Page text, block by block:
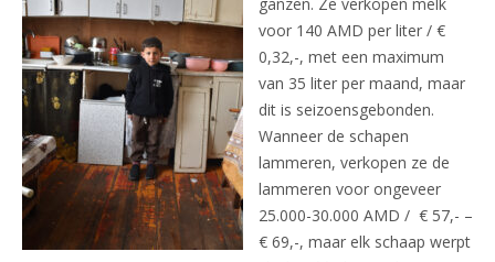
ganzen. Ze verkopen melk
voor 140 AMD per liter / €
0,32,-, met een maximum
van 35 liter per maand, maar
dit is seizoensgebonden.
Wanneer de schapen
lammeren, verkopen ze de
lammeren voor ongeveer
25.000-30.000 AMD / € 57,- –
€ 69,-, maar elk schaap werpt